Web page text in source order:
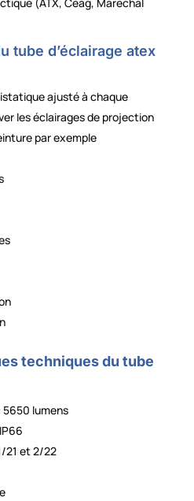
(ATX, Ceag, Marechal
tube d’éclairage atex
ajusté à chaque
les éclairages de projection
par exemple
techniques du tube
5650 lumens
21 et 2/22